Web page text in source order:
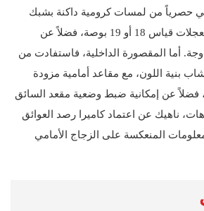
حصرياً من لمسات كرومية داكنة بشبك
التهوئة الأمامي وعلى العجلات قياس 18 أو 19 بوصة، فضلاً عن
أما المقصورة الداخلية، فاستفادت من
بنية اللون، مع مقاعد أمامية مزودة
فضلاً عن إمكانية ضبط وضعية مقعد السائق
ناهيك عن اعتماد كاميرا رصد العوائق
المنعكسة على الزجاج الأمامي